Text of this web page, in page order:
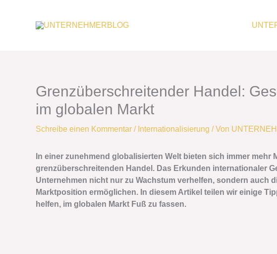
Grenzüberschreitender Handel:
im globalen Markt
Schreibe einen Kommentar / Internationalisierung / Von
In einer zunehmend globalisierten Welt bieten sich immer mehr
grenzüberschreitenden Handel. Das Erkunden internationaler
Unternehmen nicht nur zu Wachstum verhelfen, sondern auch
Marktposition ermöglichen. In diesem Artikel teilen wir einige
helfen, im globalen Markt Fuß zu fassen.